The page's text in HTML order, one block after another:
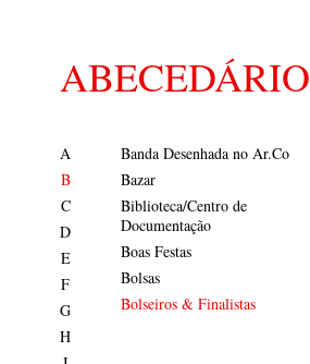
ABECEDÁRIO
A
B
C
D
E
F
G
H
Banda Desenhada no Ar.Co
Bazar
Biblioteca/Centro de
Documentação
Boas Festas
Bolsas
Bolseiros & Finalistas